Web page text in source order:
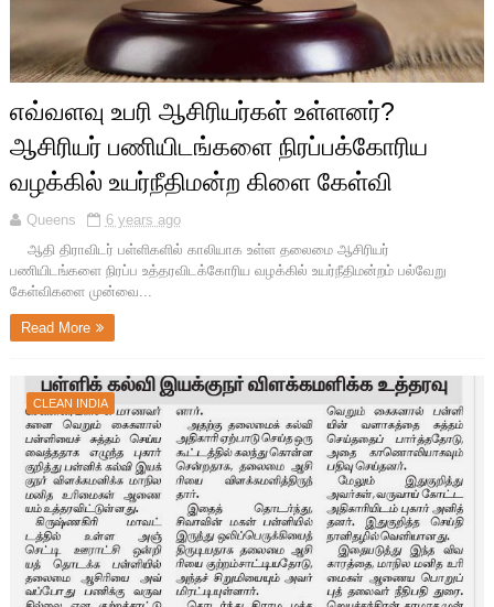
எவ்வளவு உபரி ஆசிரியர்கள் உள்ளனர்?
ஆசிரியர் பணியிடங்களை நிரப்பக்கோரிய
வழக்கில் உயர்நீதிமன்ற கிளை கேள்வி
Queens
6 years ago
ஆதி திராவிடர் பள்ளிகளில் காலியாக உள்ள தலைமை ஆசிரியர்
பணியிடங்களை நிரப்ப உத்தரவிடக்கோரிய வழக்கில் உயர்நீதிமன்றம் பல்வேறு
கேள்விகளை முன்வை...
Read More
CLEAN INDIA